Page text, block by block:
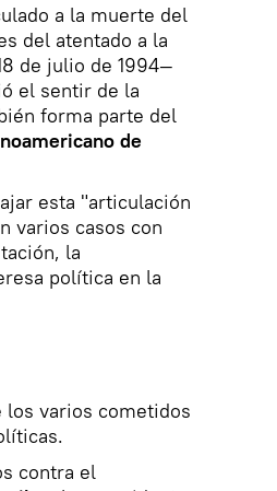
a la muerte del
del atentado a la
de julio de 1994—
el sentir de la
forma parte del
de
esta "articulación
varios casos con
la
política en la
los varios cometidos
contra el